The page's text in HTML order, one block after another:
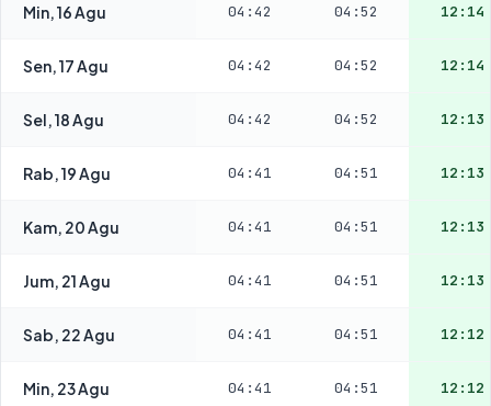
Min, 16 Agu 04:42 04:52 12:14
Sen, 17 Agu 04:42 04:52 12:14
Sel, 18 Agu 04:42 04:52 12:13
Rab, 19 Agu 04:41 04:51 12:13
Kam, 20 Agu 04:41 04:51 12:13
Jum, 21 Agu 04:41 04:51 12:13
Sab, 22 Agu 04:41 04:51 12:12
Min, 23 Agu 04:41 04:51 12:12